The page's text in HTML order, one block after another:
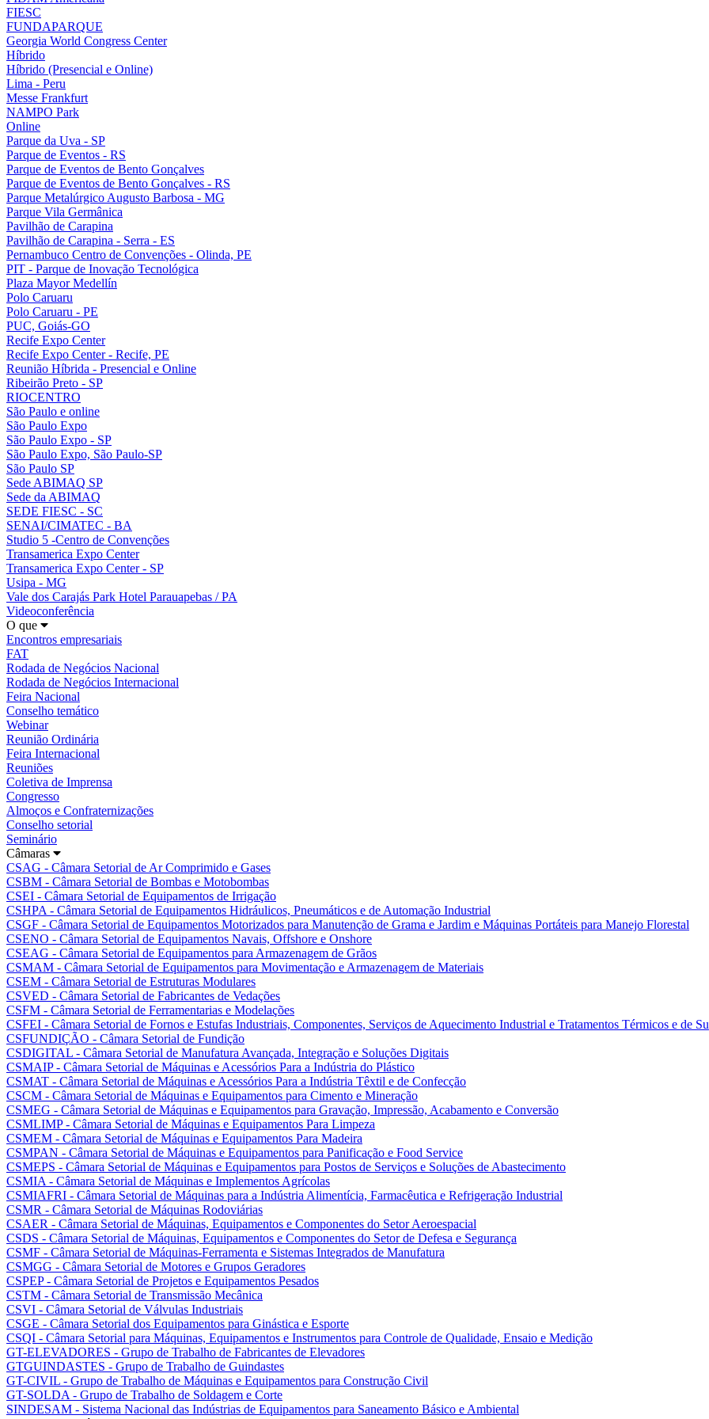
FIESC
FUNDAPARQUE
Georgia World Congress Center
Híbrido
Híbrido (Presencial e Online)
Lima - Peru
Messe Frankfurt
NAMPO Park
Online
Parque da Uva - SP
Parque de Eventos - RS
Parque de Eventos de Bento Gonçalves
Parque de Eventos de Bento Gonçalves - RS
Parque Metalúrgico Augusto Barbosa - MG
Parque Vila Germânica
Pavilhão de Carapina
Pavilhão de Carapina - Serra - ES
Pernambuco Centro de Convenções - Olinda, PE
PIT - Parque de Inovação Tecnológica
Plaza Mayor Medellín
Polo Caruaru
Polo Caruaru - PE
PUC, Goiás-GO
Recife Expo Center
Recife Expo Center - Recife, PE
Reunião Híbrida - Presencial e Online
Ribeirão Preto - SP
RIOCENTRO
São Paulo e online
São Paulo Expo
São Paulo Expo - SP
São Paulo Expo, São Paulo-SP
São Paulo SP
Sede ABIMAQ SP
Sede da ABIMAQ
SEDE FIESC - SC
SENAI/CIMATEC - BA
Studio 5 -Centro de Convenções
Transamerica Expo Center
Transamerica Expo Center - SP
Usipa - MG
Vale dos Carajás Park Hotel Parauapebas / PA
Videoconferência
O que
Encontros empresariais
FAT
Rodada de Negócios Nacional
Rodada de Negócios Internacional
Feira Nacional
Conselho temático
Webinar
Reunião Ordinária
Feira Internacional
Reuniões
Coletiva de Imprensa
Congresso
Almoços e Confraternizações
Conselho setorial
Seminário
Câmaras
CSAG - Câmara Setorial de Ar Comprimido e Gases
CSBM - Câmara Setorial de Bombas e Motobombas
CSEI - Câmara Setorial de Equipamentos de Irrigação
CSHPA - Câmara Setorial de Equipamentos Hidráulicos, Pneumáticos e de Automação Industrial
CSGF - Câmara Setorial de Equipamentos Motorizados para Manutenção de Grama e Jardim e Máquinas Portáteis para Manejo Florestal
CSENO - Câmara Setorial de Equipamentos Navais, Offshore e Onshore
CSEAG - Câmara Setorial de Equipamentos para Armazenagem de Grãos
CSMAM - Câmara Setorial de Equipamentos para Movimentação e Armazenagem de Materiais
CSEM - Câmara Setorial de Estruturas Modulares
CSVED - Câmara Setorial de Fabricantes de Vedações
CSFM - Câmara Setorial de Ferramentarias e Modelações
CSFEI - Câmara Setorial de Fornos e Estufas Industriais, Componentes, Serviços de Aquecimento Industrial e Tratamentos Térmicos e de
CSFUNDIÇÃO - Câmara Setorial de Fundição
CSDIGITAL - Câmara Setorial de Manufatura Avançada, Integração e Soluções Digitais
CSMAIP - Câmara Setorial de Máquinas e Acessórios Para a Indústria do Plástico
CSMAT - Câmara Setorial de Máquinas e Acessórios Para a Indústria Têxtil e de Confecção
CSCM - Câmara Setorial de Máquinas e Equipamentos para Cimento e Mineração
CSMEG - Câmara Setorial de Máquinas e Equipamentos para Gravação, Impressão, Acabamento e Conversão
CSMLIMP - Câmara Setorial de Máquinas e Equipamentos Para Limpeza
CSMEM - Câmara Setorial de Máquinas e Equipamentos Para Madeira
CSMPAN - Câmara Setorial de Máquinas e Equipamentos para Panificação e Food Service
CSMEPS - Câmara Setorial de Máquinas e Equipamentos para Postos de Serviços e Soluções de Abastecimento
CSMIA - Câmara Setorial de Máquinas e Implementos Agrícolas
CSMIAFRI - Câmara Setorial de Máquinas para a Indústria Alimentícia, Farmacêutica e Refrigeração Industrial
CSMR - Câmara Setorial de Máquinas Rodoviárias
CSAER - Câmara Setorial de Máquinas, Equipamentos e Componentes do Setor Aeroespacial
CSDS - Câmara Setorial de Máquinas, Equipamentos e Componentes do Setor de Defesa e Segurança
CSMF - Câmara Setorial de Máquinas-Ferramenta e Sistemas Integrados de Manufatura
CSMGG - Câmara Setorial de Motores e Grupos Geradores
CSPEP - Câmara Setorial de Projetos e Equipamentos Pesados
CSTM - Câmara Setorial de Transmissão Mecânica
CSVI - Câmara Setorial de Válvulas Industriais
CSGE - Câmara Setorial dos Equipamentos para Ginástica e Esporte
CSQI - Câmara Setorial para Máquinas, Equipamentos e Instrumentos para Controle de Qualidade, Ensaio e Medição
GT-ELEVADORES - Grupo de Trabalho de Fabricantes de Elevadores
GTGUINDASTES - Grupo de Trabalho de Guindastes
GT-CIVIL - Grupo de Trabalho de Máquinas e Equipamentos para Construção Civil
GT-SOLDA - Grupo de Trabalho de Soldagem e Corte
SINDESAM - Sistema Nacional das Indústrias de Equipamentos para Saneamento Básico e Ambiental